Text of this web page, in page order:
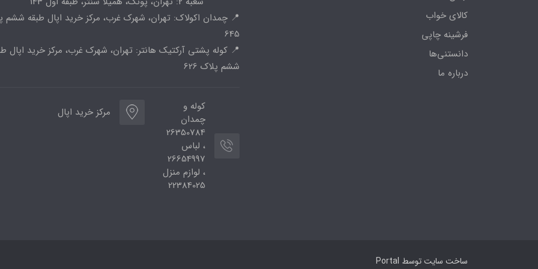
کالای خواب
فرشینه چاپی
دانستنی‌ها
درباره ما
📍 چمدان اکولاک: تهران، شهرک غرب، مرکز خرید اپال طبقه ششم
645
📍 کوله پشتی آرکتیک هانتر: تهران، شهرک غرب، مرکز خرید اپال
ششم پلاک 626
کوله و
چمدان
26350784
، لباس
26654997
، لوازم منزل
22384025
مرکز خرید اپال
ساخت سایت توسط Portal